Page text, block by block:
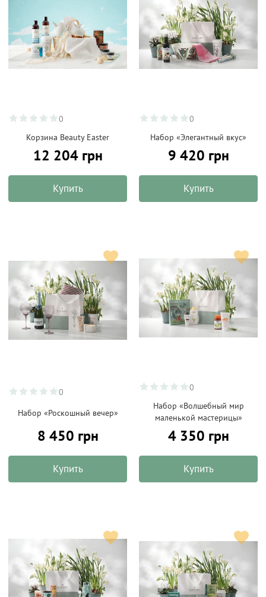
0
Корзина Beauty Easter
12 204 грн
Купить
0
Набор «Элегантный вкус»
9 420 грн
Купить
0
Набор «Роскошный вечер»
8 450 грн
Купить
0
Набор «Волшебный мир
маленькой мастерицы»
4 350 грн
Купить